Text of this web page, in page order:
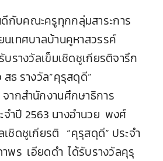
กับคณะครูทุกกลุ่มสาระการ
นเทศบาลบ้านคูหาสวรรค์
บรางวัลเข็มเชิดชูเกียรติจารึก
สธ รางวัล”คุรุสดุดี”
จากสำนักงานศึกษาธิการ
ำปี 2563 นางอำนวย พงศ์
ชิดชูเกียรติ “คุรุสดุดี” ประจำ
าพร เอียดดำ ได้รับรางวัลคุรุ